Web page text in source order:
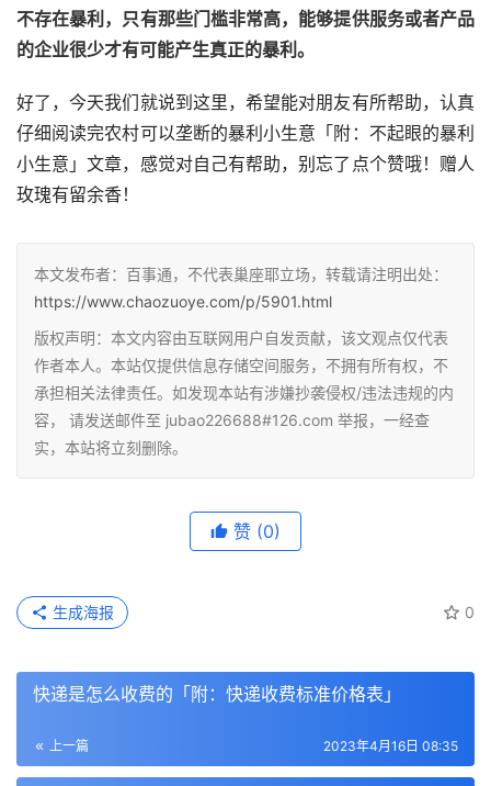
不存在暴利，只有那些门槛非常高，能够提供服务或者产品
的企业很少才有可能产生真正的暴利。
好了，今天我们就说到这里，希望能对朋友有所帮助，认真
仔细阅读完农村可以垄断的暴利小生意「附：不起眼的暴利
小生意」文章，感觉对自己有帮助，别忘了点个赞哦！赠人
玫瑰有留余香！
本文发布者：百事通，不代表巢座耶立场，转载请注明出处：
https://www.chaozuoye.com/p/5901.html
版权声明：本文内容由互联网用户自发贡献，该文观点仅代表
作者本人。本站仅提供信息存储空间服务，不拥有所有权，不
承担相关法律责任。如发现本站有涉嫌抄袭侵权/违法违规的内
容， 请发送邮件至 jubao226688#126.com 举报，一经查
实，本站将立刻删除。
赞 (0)
0
生成海报
快递是怎么收费的「附：快递收费标准价格表」
上一篇 2023年4月16日 08:35